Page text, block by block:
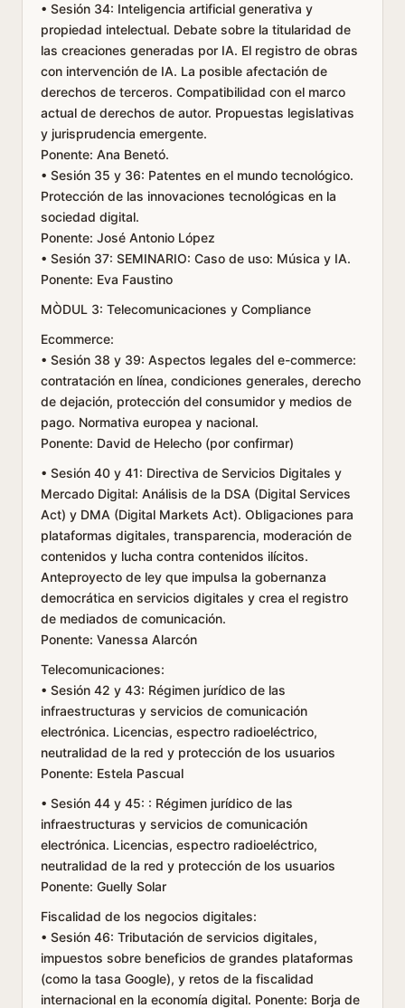
• Sesión 34: Inteligencia artificial generativa y
propiedad intelectual. Debate sobre la titularidad de
las creaciones generadas por IA. El registro de obras
con intervención de IA. La posible afectación de
derechos de terceros. Compatibilidad con el marco
actual de derechos de autor. Propuestas legislativas
y jurisprudencia emergente.
Ponente: Ana Benetó.
• Sesión 35 y 36: Patentes en el mundo tecnológico.
Protección de las innovaciones tecnológicas en la
sociedad digital.
Ponente: José Antonio López
• Sesión 37: SEMINARIO: Caso de uso: Música y IA.
Ponente: Eva Faustino
MÒDUL 3: Telecomunicaciones y Compliance
Ecommerce:
• Sesión 38 y 39: Aspectos legales del e-commerce:
contratación en línea, condiciones generales, derecho
de dejación, protección del consumidor y medios de
pago. Normativa europea y nacional.
Ponente: David de Helecho (por confirmar)
• Sesión 40 y 41: Directiva de Servicios Digitales y
Mercado Digital: Análisis de la DSA (Digital Services
Act) y DMA (Digital Markets Act). Obligaciones para
plataformas digitales, transparencia, moderación de
contenidos y lucha contra contenidos ilícitos.
Anteproyecto de ley que impulsa la gobernanza
democrática en servicios digitales y crea el registro
de mediados de comunicación.
Ponente: Vanessa Alarcón
Telecomunicaciones:
• Sesión 42 y 43: Régimen jurídico de las
infraestructuras y servicios de comunicación
electrónica. Licencias, espectro radioeléctrico,
neutralidad de la red y protección de los usuarios
Ponente: Estela Pascual
• Sesión 44 y 45: : Régimen jurídico de las
infraestructuras y servicios de comunicación
electrónica. Licencias, espectro radioeléctrico,
neutralidad de la red y protección de los usuarios
Ponente: Guelly Solar
Fiscalidad de los negocios digitales:
• Sesión 46: Tributación de servicios digitales,
impuestos sobre beneficios de grandes plataformas
(como la tasa Google), y retos de la fiscalidad
internacional en la economía digital. Ponente: Borja de